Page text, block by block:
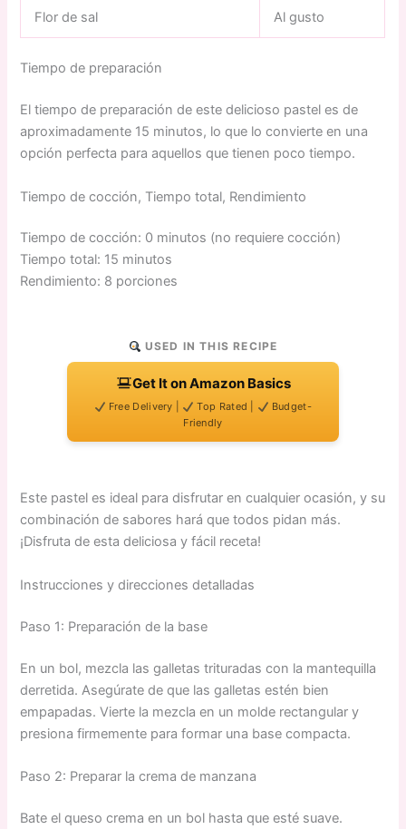
Flor de sal Al gusto
Tiempo de preparación
El tiempo de preparación de este delicioso pastel es de
aproximadamente 15 minutos, lo que lo convierte en una
opción perfecta para aquellos que tienen poco tiempo.
Tiempo de cocción, Tiempo total, Rendimiento
Tiempo de cocción: 0 minutos (no requiere cocción)
Tiempo total: 15 minutos
Rendimiento: 8 porciones
USED IN THIS RECIPE
Get It on Amazon Basics
Free Delivery | Top Rated |
Budget-
Friendly
Este pastel es ideal para disfrutar en cualquier ocasión, y su
combinación de sabores hará que todos pidan más.
¡Disfruta de esta deliciosa y fácil receta!
Instrucciones y direcciones detalladas
Paso 1: Preparación de la base
En un bol, mezcla las galletas trituradas con la mantequilla
derretida. Asegúrate de que las galletas estén bien
empapadas. Vierte la mezcla en un molde rectangular y
presiona firmemente para formar una base compacta.
Paso 2: Preparar la crema de manzana
Bate el queso crema en un bol hasta que esté suave.